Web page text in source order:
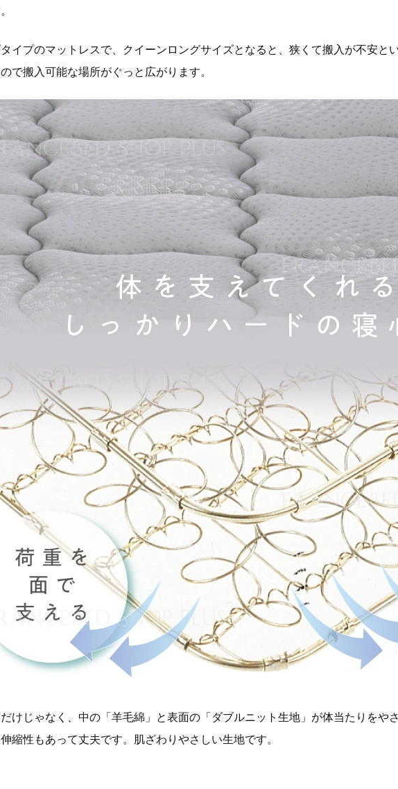
イプのマットレスで、クイーンロングサイズとなると、狭くて搬入が不安と
で搬入可能な場所がぐっと広がります。
けじゃなく、中の「羊毛綿」と表面の「ダブルニット生地」が体当たりをや
伸縮性もあって丈夫です。肌ざわりやさしい生地です。